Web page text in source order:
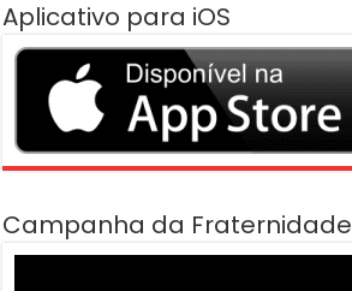
Aplicativo para iOS
Campanha da Fraternidade